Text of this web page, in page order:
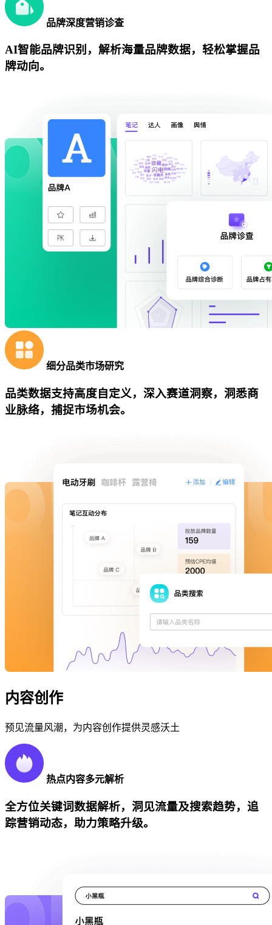
品牌深度营销诊查
AI智能品牌识别，解析海量品牌数据，轻松掌握品
牌动向。
细分品类市场研究
品类数据支持高度自定义，深入赛道洞察，洞悉商
业脉络，捕捉市场机会。
内容创作
预见流量风潮，为内容创作提供灵感沃土
热点内容多元解析
全方位关键词数据解析，洞见流量及搜索趋势，追
踪营销动态，助力策略升级。